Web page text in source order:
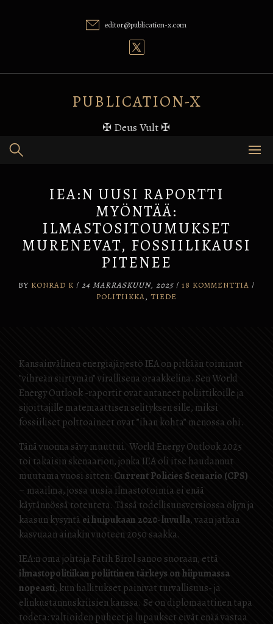
editor@publication-x.com
PUBLICATION-X
✠ Deus Vult ✠
IEA:N UUSI RAPORTTI
MYÖNTÄÄ:
ILMASTOSITOUMUKSET
MURENEVAT, FOSSIILIKAUSI
PITENEE
BY KONRAD K / 24 MARRASKUUN, 2025 / 18 KOMMENTTIA /
POLITIIKKA, TIEDE
Kansainvälinen energiajärjestö IEA on pitkään toiminut
”vihreän siirtymän” virallisena oraakkelina. Sen World
Energy Outlook -raportit ovat antaneet poliittikoille ja
sijoittajille matemaattisen selityksen sille, miksi
fossiiliset polttoaineet ovat ”ihan kohta” menossa ohi.
Tänä vuonna sävy muuttui. World Energy Outlook 2025
toi takaisin skenaarion, jonka IEA oli itse haudannut
muutama vuosi sitten: Current Policies Scenario (CPS)
– maailma, jossa uusia ilmastotoimia ei enää
käytännössä toteuteta. Tässä todellisuusversiossa öljyn ja
kaasun kysyntä ei huipukaan 2020-luvulla, vaan jatkaa
kasvuaan ainakin vuoteen 2050 saakka.
IEA:n oma johtaja Fatih Birol sanoo suoraan, että
ilmastopolitiikan poliittinen tärkeys on hiipumassa
nopeasti, kun hallitukset painivat turvallisuus- ja
elinkustannuskriisien kanssa. Se on diplomaattinen tapa
todeta: valtioiden puheet ja lupaukset eivät enää vastaa